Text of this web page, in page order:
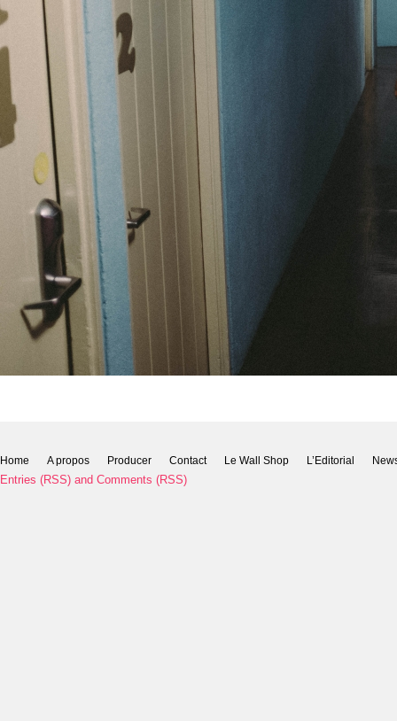
Home A propos Producer Contact Le Wall Shop L’Editorial
Entries (RSS) and Comments (RSS)